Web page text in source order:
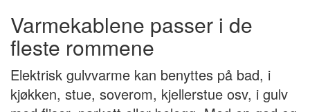
Varmekablene passer i de
fleste rommene
Elektrisk gulvvarme kan benyttes på bad, i
kjøkken, stue, soverom, kjellerstue osv, i gulv